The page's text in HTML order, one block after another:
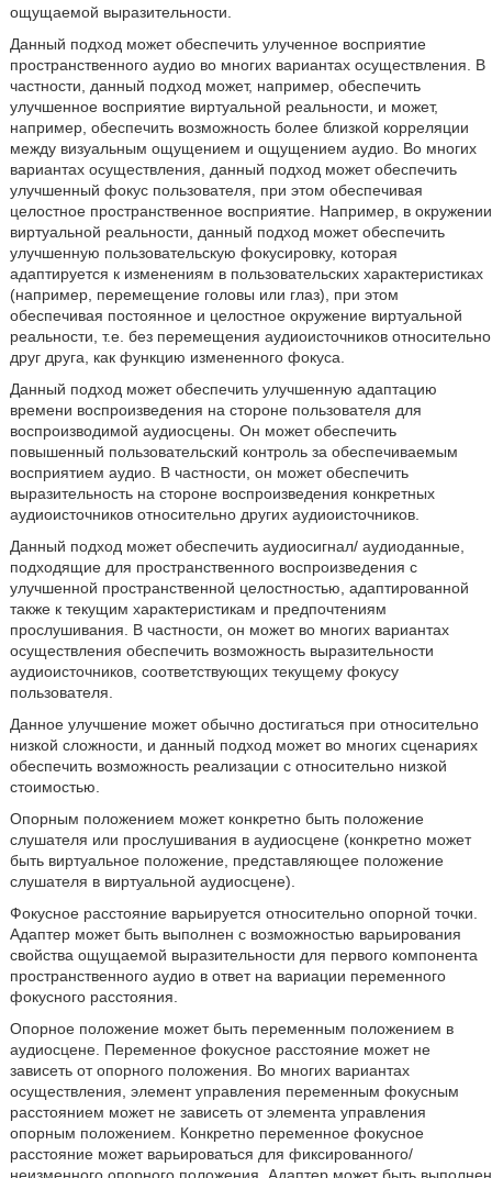
ощущаемой выразительности.
Данный подход может обеспечить улученное восприятие
пространственного аудио во многих вариантах осуществления. В
частности, данный подход может, например, обеспечить
улучшенное восприятие виртуальной реальности, и может,
например, обеспечить возможность более близкой корреляции
между визуальным ощущением и ощущением аудио. Во многих
вариантах осуществления, данный подход может обеспечить
улучшенный фокус пользователя, при этом обеспечивая
целостное пространственное восприятие. Например, в окружении
виртуальной реальности, данный подход может обеспечить
улучшенную пользовательскую фокусировку, которая
адаптируется к изменениям в пользовательских характеристиках
(например, перемещение головы или глаз), при этом
обеспечивая постоянное и целостное окружение виртуальной
реальности, т.е. без перемещения аудиоисточников относительно
друг друга, как функцию измененного фокуса.
Данный подход может обеспечить улучшенную адаптацию
времени воспроизведения на стороне пользователя для
воспроизводимой аудиосцены. Он может обеспечить
повышенный пользовательский контроль за обеспечиваемым
восприятием аудио. В частности, он может обеспечить
выразительность на стороне воспроизведения конкретных
аудиоисточников относительно других аудиоисточников.
Данный подход может обеспечить аудиосигнал/ аудиоданные,
подходящие для пространственного воспроизведения с
улучшенной пространственной целостностью, адаптированной
также к текущим характеристикам и предпочтениям
прослушивания. В частности, он может во многих вариантах
осуществления обеспечить возможность выразительности
аудиоисточников, соответствующих текущему фокусу
пользователя.
Данное улучшение может обычно достигаться при относительно
низкой сложности, и данный подход может во многих сценариях
обеспечить возможность реализации с относительно низкой
стоимостью.
Опорным положением может конкретно быть положение
слушателя или прослушивания в аудиосцене (конкретно может
быть виртуальное положение, представляющее положение
слушателя в виртуальной аудиосцене).
Фокусное расстояние варьируется относительно опорной точки.
Адаптер может быть выполнен с возможностью варьирования
свойства ощущаемой выразительности для первого компонента
пространственного аудио в ответ на вариации переменного
фокусного расстояния.
Опорное положение может быть переменным положением в
аудиосцене. Переменное фокусное расстояние может не
зависеть от опорного положения. Во многих вариантах
осуществления, элемент управления переменным фокусным
расстоянием может не зависеть от элемента управления
опорным положением. Конкретно переменное фокусное
расстояние может варьироваться для фиксированного/